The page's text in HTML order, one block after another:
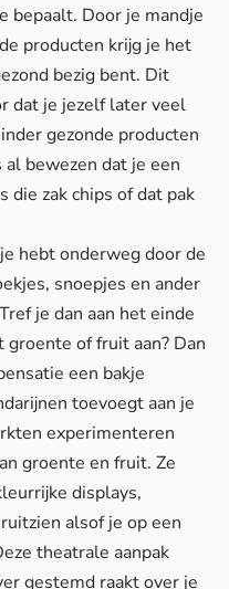
bepaalt. Door je mandje
producten krijg je het
bezig bent. Dit
dat je jezelf later veel
gezonde producten
bewezen dat je een
die zak chips of dat pak
hebt onderweg door de
snoepjes en ander
je dan aan het einde
of fruit aan? Dan
een bakje
toevoegt aan je
experimenteren
groente en fruit. Ze
displays,
alsof je op een
theatrale aanpak
gestemd raakt over je